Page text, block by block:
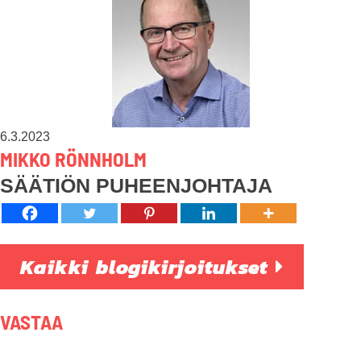
6.3.2023
MIKKO RÖNNHOLM
SÄÄTIÖN PUHEENJOHTAJA
Kaikki blogikirjoitukset
VASTAA